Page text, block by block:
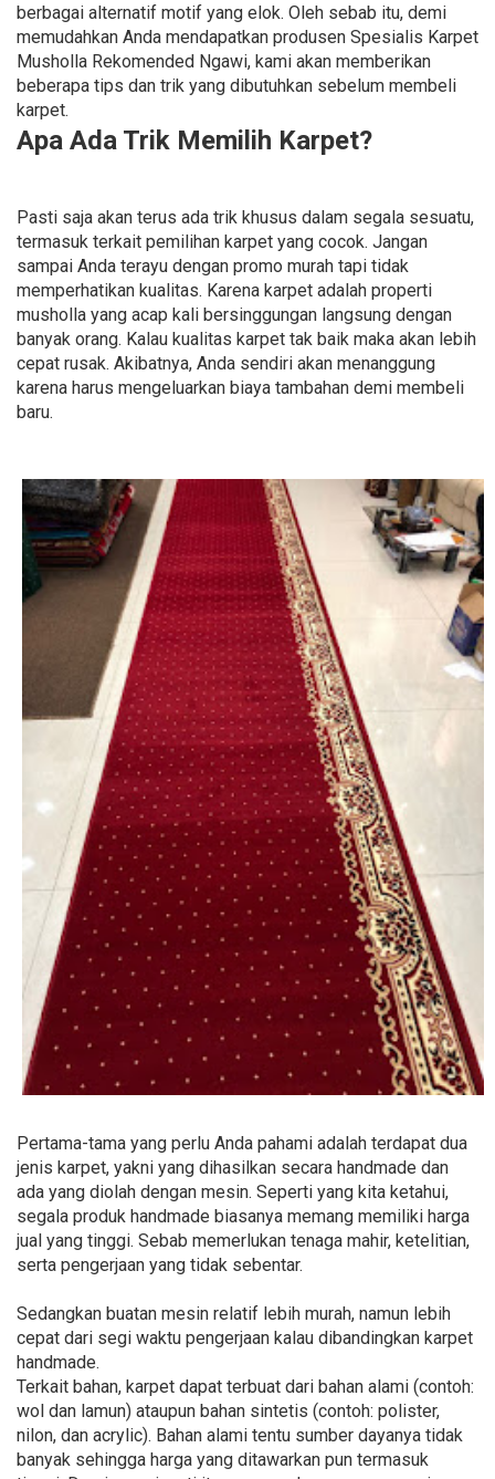
berbagai alternatif motif yang elok. Oleh sebab itu, demi
memudahkan Anda mendapatkan produsen Spesialis Karpet
Musholla Rekomended Ngawi, kami akan memberikan
beberapa tips dan trik yang dibutuhkan sebelum membeli
karpet.
Apa Ada Trik Memilih Karpet?
Pasti saja akan terus ada trik khusus dalam segala sesuatu,
termasuk terkait pemilihan karpet yang cocok. Jangan
sampai Anda terayu dengan promo murah tapi tidak
memperhatikan kualitas. Karena karpet adalah properti
musholla yang acap kali bersinggungan langsung dengan
banyak orang. Kalau kualitas karpet tak baik maka akan lebih
cepat rusak. Akibatnya, Anda sendiri akan menanggung
karena harus mengeluarkan biaya tambahan demi membeli
baru.
Pertama-tama yang perlu Anda pahami adalah terdapat dua
jenis karpet, yakni yang dihasilkan secara handmade dan
ada yang diolah dengan mesin. Seperti yang kita ketahui,
segala produk handmade biasanya memang memiliki harga
jual yang tinggi. Sebab memerlukan tenaga mahir, ketelitian,
serta pengerjaan yang tidak sebentar.
Sedangkan buatan mesin relatif lebih murah, namun lebih
cepat dari segi waktu pengerjaan kalau dibandingkan karpet
handmade.
Terkait bahan, karpet dapat terbuat dari bahan alami (contoh:
wol dan lamun) ataupun bahan sintetis (contoh: polister,
nilon, dan acrylic). Bahan alami tentu sumber dayanya tidak
banyak sehingga harga yang ditawarkan pun termasuk